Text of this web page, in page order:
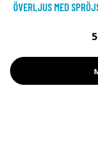
ÖVERLJUS MED